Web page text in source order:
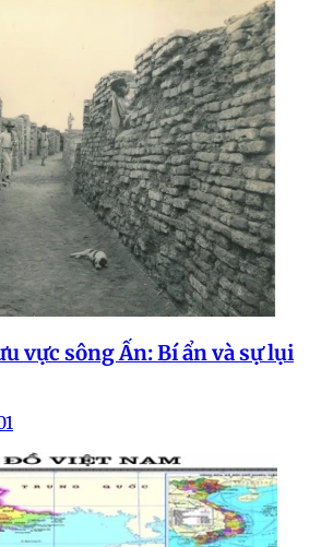
vực sông Ấn: Bí ẩn và sự lụi